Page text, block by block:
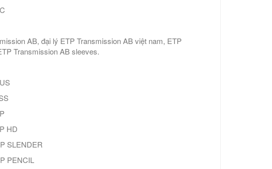
AB, đại lý ETP Transmission AB việt nam, ETP
Transmission AB sleeves.
HD
SLENDER
PENCIL